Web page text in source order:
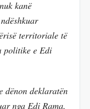
kanë
territoriale të
politike e Edi
dënon deklaratën
nga Edi Rama,